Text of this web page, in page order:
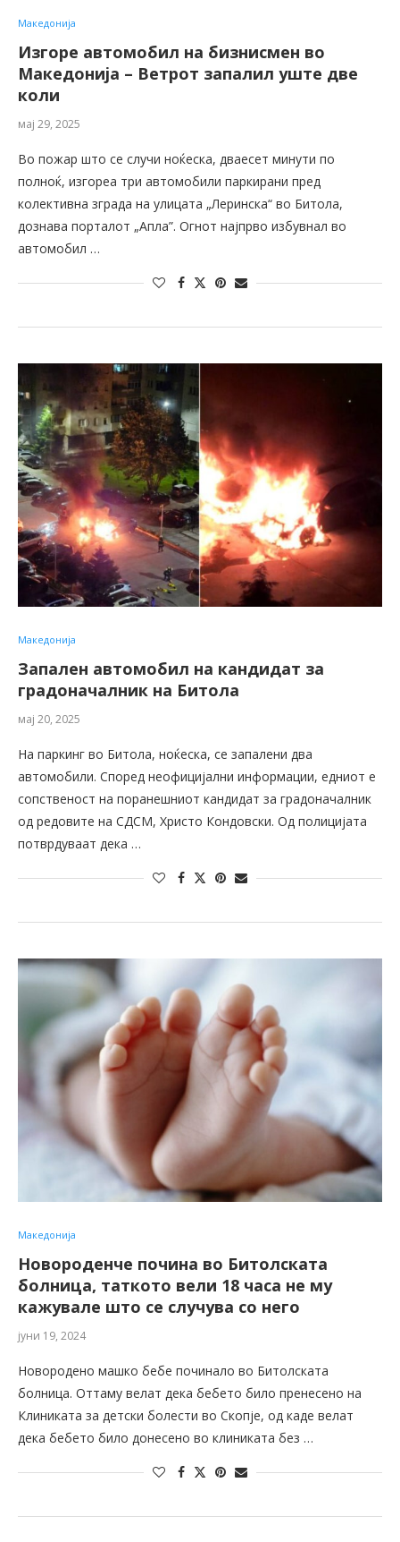
Македонија
Изгоре автомобил на бизнисмен во
Македонија – Ветрот запалил уште две
коли
мај 29, 2025
Во пожар што се случи ноќеска, дваесет минути по
полноќ, изгореа три автомобили паркирани пред
колективна зграда на улицата „Леринска“ во Битола,
дознава порталот „Апла”. Огнот најпрво избувнал во
автомобил …
Македонија
Запален автомобил на кандидат за
градоначалник на Битола
мај 20, 2025
На паркинг во Битола, ноќеска, се запалени два
автомобили. Според неофицијални информации, едниот е
сопственост на поранешниот кандидат за градоначалник
од редовите на СДСМ, Христо Кондовски. Од полицијата
потврдуваат дека …
Македонија
Новороденче почина во Битолската
болница, таткото вели 18 часа не му
кажувале што се случува со него
јуни 19, 2024
Новородено машко бебе починало во Битолската
болница. Оттаму велат дека бебето било пренесено на
Клиниката за детски болести во Скопје, од каде велат
дека бебето било донесено во клиниката без …